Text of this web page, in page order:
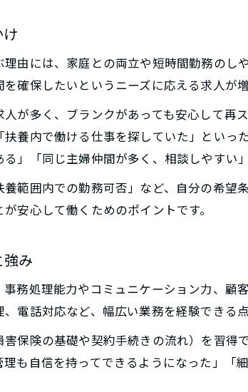
保険求人を選ぶ際の勤務条件チェックポ
主婦向け保険求人の勤務条件チェック
アルバイト保険求人で重視したい勤
主婦が保険求人で注目する働きやす
由には、家庭との両立や短時間勤務の
確保したいというニーズに応える求人が
が多く、ブランクがあっても安心して再
養内で働ける仕事を探していた」といっ
」「同じ主婦仲間が多く、相談しやすい
範囲内での勤務可否」など、自分の希望
安心して働くためのポイントです。
み
務処理能力やコミュニケーション力、顧
電話対応など、幅広い業務を経験できる点
保険の基礎や契約手続きの流れ）を習得
も自信を持ってできるようになった」
ご応募はこちら
ご応募はこちら